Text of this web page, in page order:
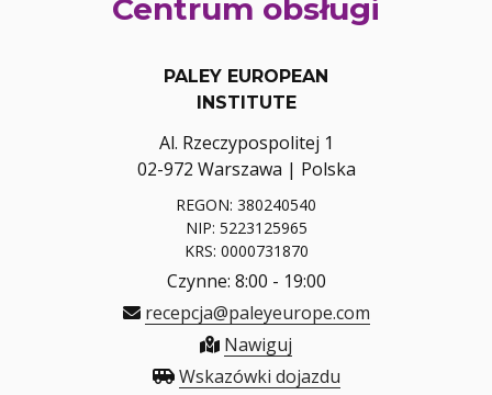
Centrum obsługi
PALEY EUROPEAN
INSTITUTE
Al. Rzeczypospolitej 1
02-972 Warszawa | Polska
REGON: 380240540
NIP: 5223125965
KRS: 0000731870
Czynne: 8:00 - 19:00
recepcja@paleyeurope.com
Nawiguj
Wskazówki dojazdu